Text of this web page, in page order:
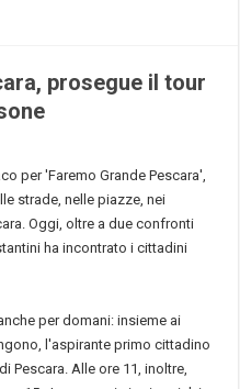
prosegue il tour
per 'Faremo Grande Pescara',
strade, nelle piazze, nei
Oggi, oltre a due confronti
ha incontrato i cittadini
per domani: insieme ai
l'aspirante primo cittadino
Pescara. Alle ore 11, inoltre,